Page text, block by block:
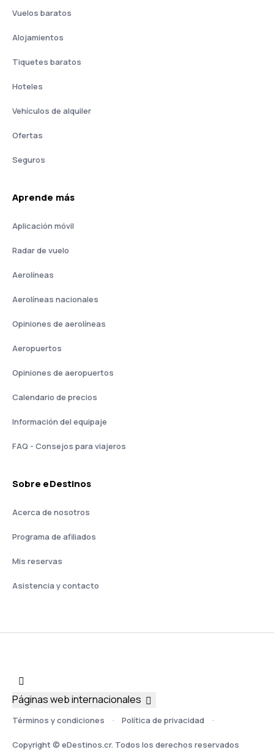
Vuelos baratos
Alojamientos
Tiquetes baratos
Hoteles
Vehículos de alquiler
Ofertas
Seguros
Aprende más
Aplicación móvil
Radar de vuelo
Aerolíneas
Aerolíneas nacionales
Opiniones de aerolíneas
Aeropuertos
Opiniones de aeropuertos
Calendario de precios
Información del equipaje
FAQ - Consejos para viajeros
Sobre eDestinos
Acerca de nosotros
Programa de afiliados
Mis reservas
Asistencia y contacto
Términos y condiciones Política de privacidad
Copyright © eDestinos.cr. Todos los derechos reservados
Páginas web internacionales